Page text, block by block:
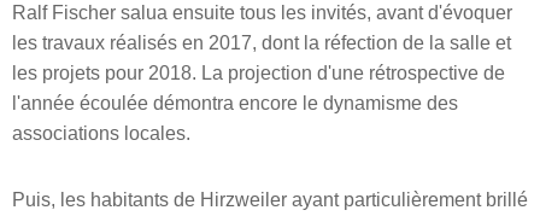
Ralf Fischer salua ensuite tous les invités, avant d'évoquer
les travaux réalisés en 2017, dont la réfection de la salle et
les projets pour 2018. La projection d'une rétrospective de
l'année écoulée démontra encore le dynamisme des
associations locales.
Puis, les habitants de Hirzweiler ayant particulièrement brillé